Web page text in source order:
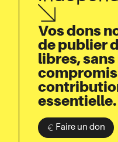
Vous lisez
« La crise grecque »,
débat avec Stathis
Durand et João Cantinga
Vos dons
de publier
libres,
essentielle.
Faire un don